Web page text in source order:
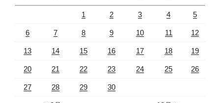
1 2 3 4 5
6 7 8 9 10 11 12
13 14 15 16 17 18 19
20 21 22 23 24 25 26
27 28 29 30